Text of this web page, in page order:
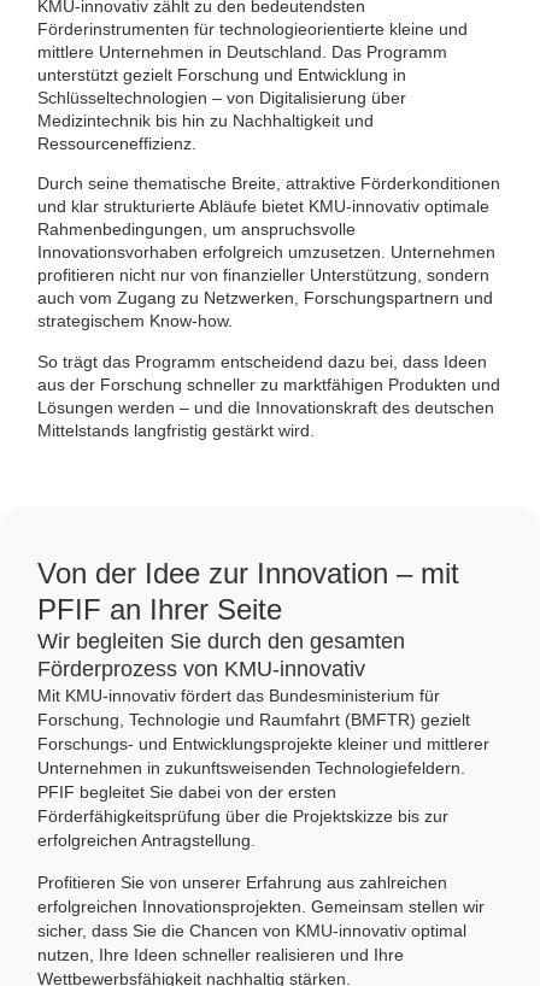
KMU-innovativ zählt zu den bedeutendsten
Förderinstrumenten für technologieorientierte kleine und
mittlere Unternehmen in Deutschland. Das Programm
unterstützt gezielt Forschung und Entwicklung in
Schlüsseltechnologien – von Digitalisierung über
Medizintechnik bis hin zu Nachhaltigkeit und
Ressourceneffizienz.
Durch seine thematische Breite, attraktive Förderkonditionen
und klar strukturierte Abläufe bietet KMU-innovativ optimale
Rahmenbedingungen, um anspruchsvolle
Innovationsvorhaben erfolgreich umzusetzen. Unternehmen
profitieren nicht nur von finanzieller Unterstützung, sondern
auch vom Zugang zu Netzwerken, Forschungspartnern und
strategischem Know-how.
So trägt das Programm entscheidend dazu bei, dass Ideen
aus der Forschung schneller zu marktfähigen Produkten und
Lösungen werden – und die Innovationskraft des deutschen
Mittelstands langfristig gestärkt wird.
Von der Idee zur Innovation – mit
PFIF an Ihrer Seite
Wir begleiten Sie durch den gesamten
Förderprozess von KMU-innovativ
Mit KMU-innovativ fördert das Bundesministerium für
Forschung, Technologie und Raumfahrt (BMFTR) gezielt
Forschungs- und Entwicklungsprojekte kleiner und mittlerer
Unternehmen in zukunftsweisenden Technologiefeldern.
PFIF begleitet Sie dabei von der ersten
Förderfähigkeitsprüfung über die Projektskizze bis zur
erfolgreichen Antragstellung.
Profitieren Sie von unserer Erfahrung aus zahlreichen
erfolgreichen Innovationsprojekten. Gemeinsam stellen wir
sicher, dass Sie die Chancen von KMU-innovativ optimal
nutzen, Ihre Ideen schneller realisieren und Ihre
Wettbewerbsfähigkeit nachhaltig stärken.